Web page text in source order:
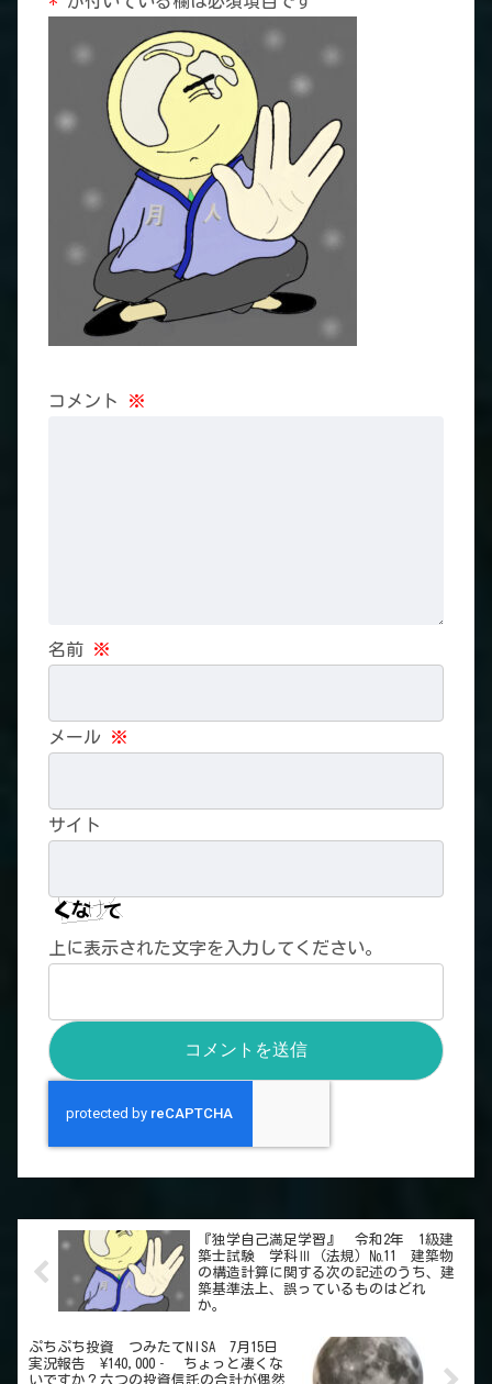
コメント ※
名前 ※
メール ※
サイト
上に表示された文字を入力してください。
『独学自己満足学習』 令和2年 1級建
築士試験 学科Ⅲ（法規）№11 建築物
の構造計算に関する次の記述のうち、建
築基準法上、誤っているものはどれ
か。
ぷちぷち投資 つみたてNISA 7月15日
実況報告 ¥140,000‐ ちょっと凄くな
いですか？六つの投資信託の合計が偶然